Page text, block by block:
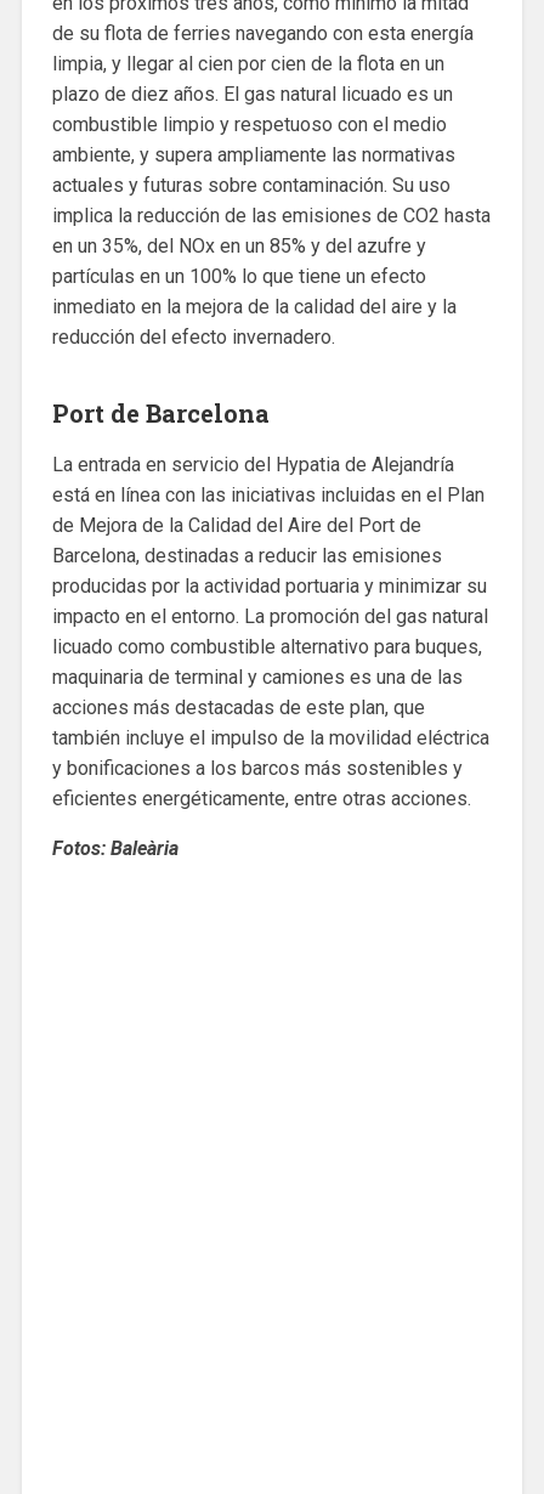
de su flota de ferries navegando con esta energía
limpia, y llegar al cien por cien de la flota en un
plazo de diez años. El gas natural licuado es un
combustible limpio y respetuoso con el medio
ambiente, y supera ampliamente las normativas
actuales y futuras sobre contaminación. Su uso
implica la reducción de las emisiones de CO2 hasta
en un 35%, del NOx en un 85% y del azufre y
partículas en un 100% lo que tiene un efecto
inmediato en la mejora de la calidad del aire y la
reducción del efecto invernadero.
Port de Barcelona
La entrada en servicio del Hypatia de Alejandría
está en línea con las iniciativas incluidas en el Plan
de Mejora de la Calidad del Aire del Port de
Barcelona, destinadas a reducir las emisiones
producidas por la actividad portuaria y minimizar su
impacto en el entorno. La promoción del gas natural
licuado como combustible alternativo para buques,
maquinaria de terminal y camiones es una de las
acciones más destacadas de este plan, que
también incluye el impulso de la movilidad eléctrica
y bonificaciones a los barcos más sostenibles y
eficientes energéticamente, entre otras acciones.
Fotos: Baleària